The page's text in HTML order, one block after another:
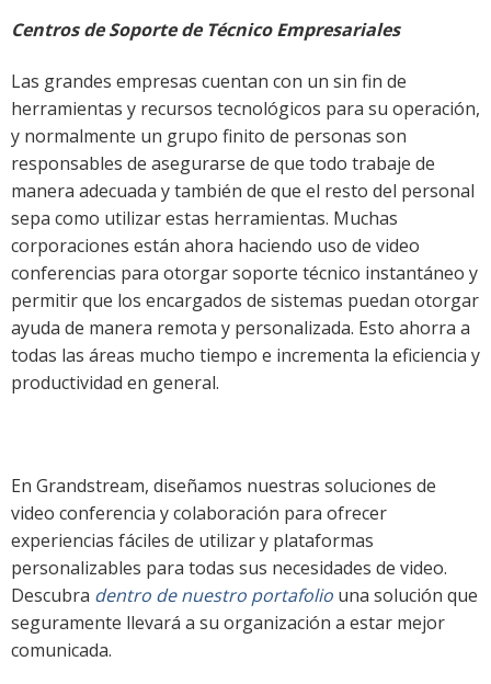
Centros de Soporte de Técnico Empresariales
Las grandes empresas cuentan con un sin fin de
herramientas y recursos tecnológicos para su operación,
y normalmente un grupo finito de personas son
responsables de asegurarse de que todo trabaje de
manera adecuada y también de que el resto del personal
sepa como utilizar estas herramientas. Muchas
corporaciones están ahora haciendo uso de video
conferencias para otorgar soporte técnico instantáneo y
permitir que los encargados de sistemas puedan otorgar
ayuda de manera remota y personalizada. Esto ahorra a
todas las áreas mucho tiempo e incrementa la eficiencia y
productividad en general.
En Grandstream, diseñamos nuestras soluciones de
video conferencia y colaboración para ofrecer
experiencias fáciles de utilizar y plataformas
personalizables para todas sus necesidades de video.
Descubra dentro de nuestro portafolio una solución que
seguramente llevará a su organización a estar mejor
comunicada.